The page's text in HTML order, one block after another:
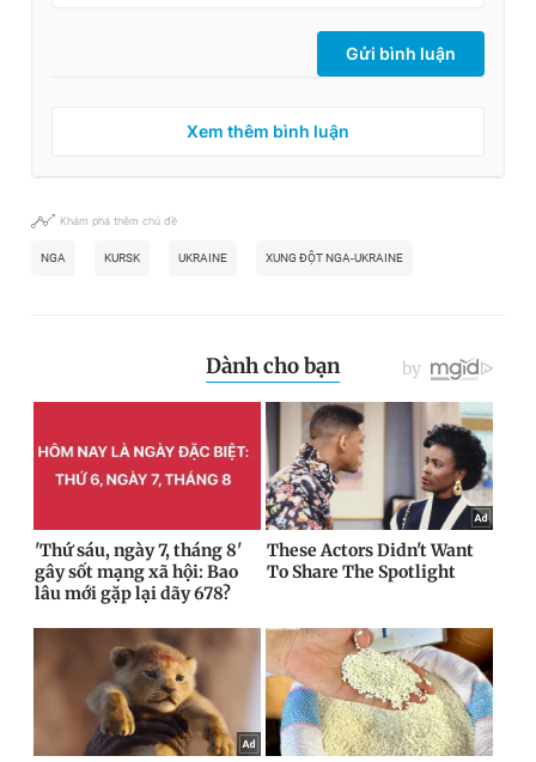
Gửi bình luận
Xem thêm bình luận
Khám phá thêm chủ đề
NGA KURSK UKRAINE XUNG ĐỘT NGA-UKRAINE